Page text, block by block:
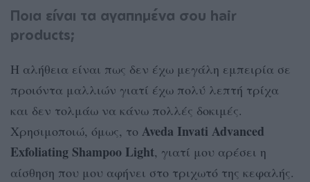
Ποια είναι τα αγαπημένα σου hair
products;
Η αλήθεια είναι πως δεν έχω μεγάλη εμπειρία σε
προιόντα μαλλιών γιατί έχω πολύ λεπτή τρίχα
και δεν τολμάω να κάνω πολλές δοκιμές.
Χρησιμοποιώ, όμως, το Aveda Invati Advanced
Exfoliating Shampoo Light, γιατί μου αρέσει η
αίσθηση που μου αφήνει στο τριχωτό της κεφαλής.